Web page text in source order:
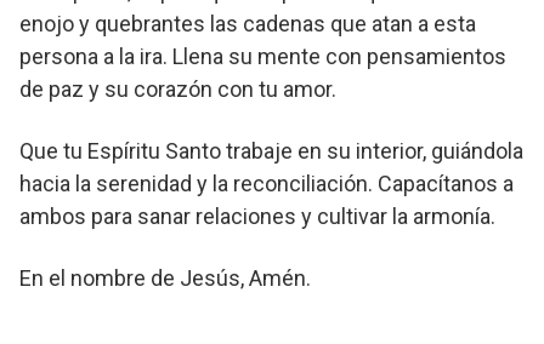
enojo y quebrantes las cadenas que atan a esta
persona a la ira. Llena su mente con pensamientos
de paz y su corazón con tu amor.
Que tu Espíritu Santo trabaje en su interior, guiándola
hacia la serenidad y la reconciliación. Capacítanos a
ambos para sanar relaciones y cultivar la armonía.
En el nombre de Jesús, Amén.